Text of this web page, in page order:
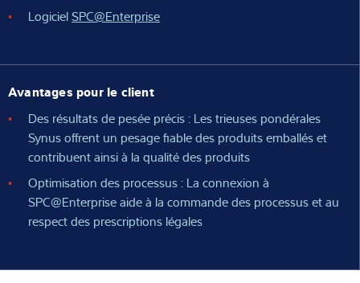
LogicielSPC@Enterprise
Avantages pour le client
Des résultats de pesée précis : Les trieuses pondérales
Synus offrent un pesage fiable des produits emballés et
contribuent ainsi à la qualité des produits
Optimisation des processus : La connexion à
SPC@Enterprise aide à la commande des processus et au
respect des prescriptions légales